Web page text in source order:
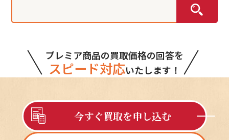
プレミア商品の買取価格の回答を
スピード対応いたします！
今すぐ買取を申し込む